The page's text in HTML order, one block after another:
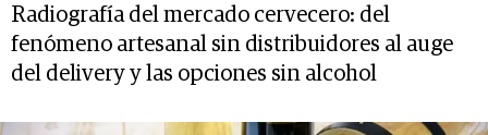
Radiografía del mercado cervecero: del
fenómeno artesanal sin distribuidores al auge
del delivery y las opciones sin alcohol